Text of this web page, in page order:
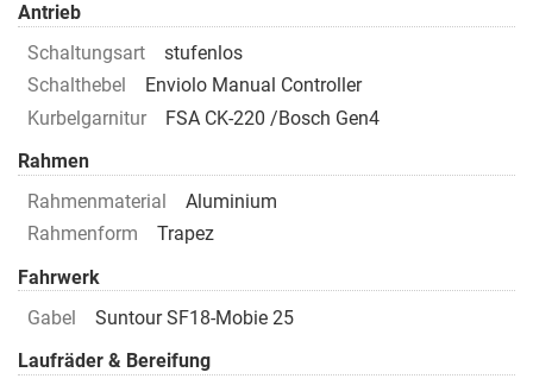
Antrieb
Schaltungsart
stufenlos
Schalthebel
Enviolo Manual Controller
Kurbelgarnitur
FSA CK-220 /Bosch Gen4
Rahmen
Rahmenmaterial
Aluminium
Rahmenform
Trapez
Fahrwerk
Gabel
Suntour SF18-Mobie 25
Laufräder & Bereifung